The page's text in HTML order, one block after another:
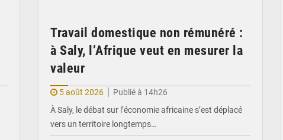
Travail domestique non rémunéré :
à Saly, l’Afrique veut en mesurer la
valeur
5 août 2026
Publié à 14h26
À Saly, le débat sur l’économie africaine s’est déplacé
vers un territoire longtemps…